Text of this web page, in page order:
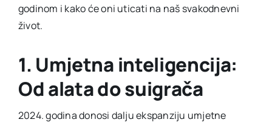
godinom i kako će oni uticati na naš svakodnevni
život.
1. Umjetna inteligencija:
Od alata do suigrača
2024. godina donosi dalju ekspanziju umjetne